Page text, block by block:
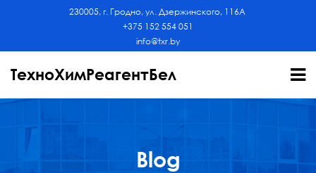
230005, г. Гродно, ул. Дзержинского, 116А
+375 152 554 051
info@txr.by
ТехноХимРеагентБел
Blog